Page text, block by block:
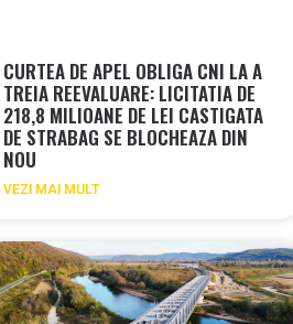
CURTEA DE APEL OBLIGA CNI LA A
TREIA REEVALUARE: LICITATIA DE
218,8 MILIOANE DE LEI CASTIGATA
DE STRABAG SE BLOCHEAZA DIN
NOU
VEZI MAI MULT